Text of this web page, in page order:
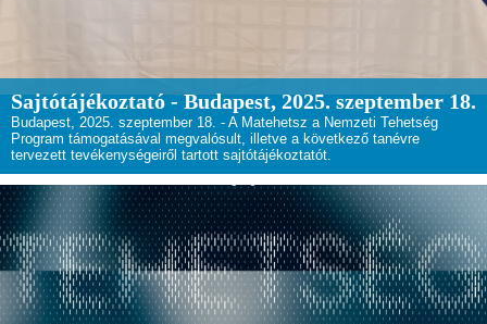
Sajtótájékoztató - Budapest, 2025. szeptember 18.
Budapest, 2025. szeptember 18. - A Matehetsz a Nemzeti Tehetség
Program támogatásával megvalósult, illetve a következő tanévre
tervezett tevékenységeiről tartott sajtótájékoztatót.